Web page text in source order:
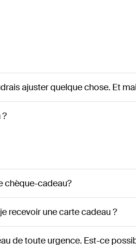
ajuster quelque chose. Et
?
chèque-cadeau?
recevoir une carte cadeau ?
de toute urgence. Est-ce